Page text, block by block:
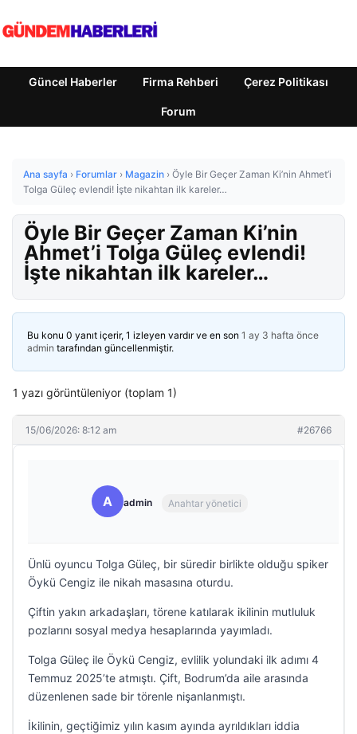
Güncel Haberler Firma Rehberi Çerez Politikası
Forum
Ana sayfa › Forumlar › Magazin › Öyle Bir Geçer Zaman Ki’nin Ahmet’i
Tolga Güleç evlendi! İşte nikahtan ilk kareler…
Öyle Bir Geçer Zaman Ki’nin
Ahmet’i Tolga Güleç evlendi!
İşte nikahtan ilk kareler…
Bu konu 0 yanıt içerir, 1 izleyen vardır ve en son 1 ay 3 hafta önce
admin tarafından güncellenmiştir.
1 yazı görüntüleniyor (toplam 1)
15/06/2026: 8:12 am #26766
A admin Anahtar yönetici
Ünlü oyuncu Tolga Güleç, bir süredir birlikte olduğu spiker
Öykü Cengiz ile nikah masasına oturdu.
Çiftin yakın arkadaşları, törene katılarak ikilinin mutluluk
pozlarını sosyal medya hesaplarında yayımladı.
Tolga Güleç ile Öykü Cengiz, evlilik yolundaki ilk adımı 4
Temmuz 2025’te atmıştı. Çift, Bodrum’da aile arasında
düzenlenen sade bir törenle nişanlanmıştı.
İkilinin, geçtiğimiz yılın kasım ayında ayrıldıkları iddia